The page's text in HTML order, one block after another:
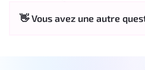
👋 Vous avez une autre